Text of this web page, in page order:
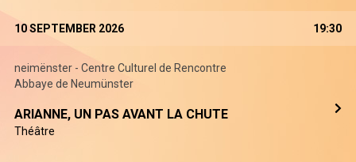
10 SEPTEMBER 2026 19:30
neimënster - Centre Culturel de Rencontre
Abbaye de Neumünster
ARIANNE, UN PAS AVANT LA CHUTE
Théâtre